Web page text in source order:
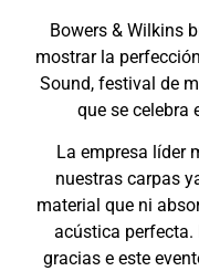
Bowers & Wilkins
mostrar la
Sound, festival de
que se celebra
La empresa líder
nuestras carpas
material que ni
acústica perfecta.
gracias e este